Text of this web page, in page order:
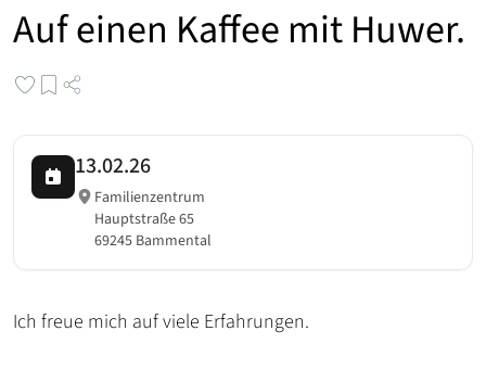
Auf einen Kaffee mit Huwer.
13.02.26
Familienzentrum
Hauptstraße 65
69245 Bammental
Ich freue mich auf viele Erfahrungen.